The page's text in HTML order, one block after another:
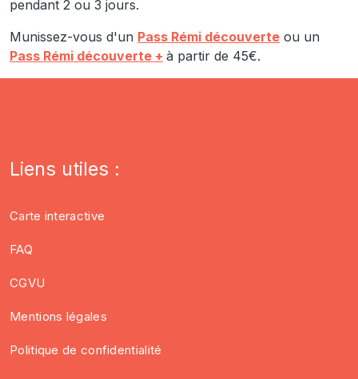
pendant 2 ou 3 jours.
Munissez-vous d'un Pass Rémi découverte ou un
Pass Rémi découverte + à partir de 45€.
Liens utiles :
Carte interactive
FAQ
CGVU
Mentions légales
Politique de confidentialité